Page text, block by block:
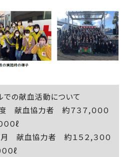
の献血活動について
度 献血協力者 約７３７,０００
０ℓ
献血協力者 約１５２,３００
０ℓ